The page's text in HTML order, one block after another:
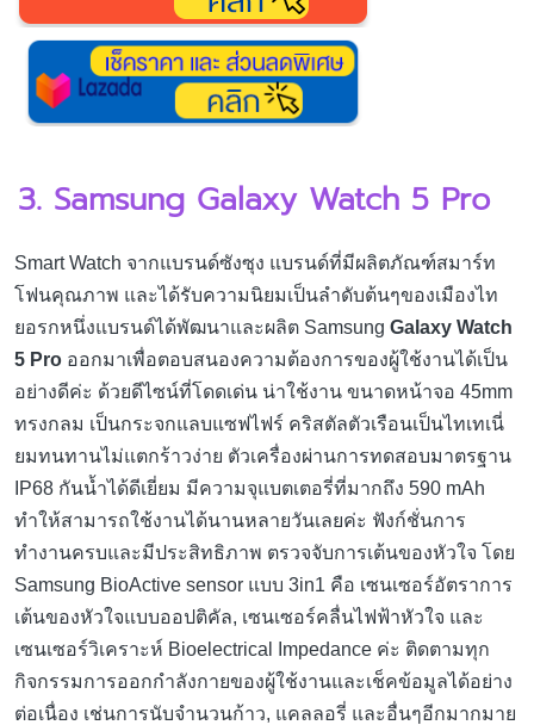
3. Samsung Galaxy Watch 5 Pro
Smart Watch จากแบรนด์ซังซุง แบรนด์ที่มีผลิตภัณฑ์สมาร์ท
โฟนคุณภาพ และได้รับความนิยมเป็นลำดับต้นๆของเมืองไท
ยอรกหนึ่งแบรนด์ได้พัฒนาและผลิต Samsung Galaxy Watch
5 Pro ออกมาเพื่อตอบสนองความต้องการของผู้ใช้งานได้เป็น
อย่างดีค่ะ ด้วยดีไซน์ที่โดดเด่น น่าใช้งาน ขนาดหน้าจอ 45mm
ทรงกลม เป็นกระจกแลบแซฟไฟร์ คริสตัลตัวเรือนเป็นไทเทเนี่
ยมทนทานไม่แตกร้าวง่าย ตัวเครื่องผ่านการทดสอบมาตรฐาน
IP68 กันน้ำได้ดีเยี่ยม มีความจุแบตเตอรี่ที่มากถึง 590 mAh
ทำให้สามารถใช้งานได้นานหลายวันเลยค่ะ ฟังก์ชั่นการ
ทำงานครบและมีประสิทธิภาพ ตรวจจับการเต้นของหัวใจ โดย
Samsung BioActive sensor แบบ 3in1 คือ เซนเซอร์อัตราการ
เต้นของหัวใจแบบออปติคัล, เซนเซอร์คลื่นไฟฟ้าหัวใจ และ
เซนเซอร์วิเคราะห์ Bioelectrical Impedance ค่ะ ติดตามทุก
กิจกรรมการออกกำลังกายของผู้ใช้งานและเช็คข้อมูลได้อย่าง
ต่อเนื่อง เช่นการนับจำนวนก้าว, แคลลอรี่ และอื่นๆอีกมากมาย